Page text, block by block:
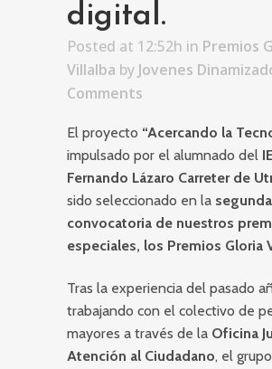
digital.
Posted at 12:52h in Premios
Villalba by Jovenes
Comments
El proyecto “Acercando la
impulsado por el alumnado del
Fernando Lázaro Carreter de
sido seleccionado en la segunda
convocatoria de nuestros
especiales, los Premios Gloria
Tras la experiencia del pasado
trabajando con el colectivo de
mayores a través de la Oficina
Atención al Ciudadano, el